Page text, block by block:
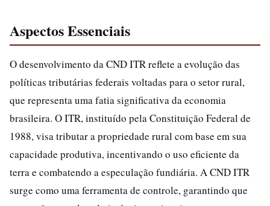
Aspectos Essenciais
O desenvolvimento da CND ITR reflete a evolução das
políticas tributárias federais voltadas para o setor rural,
que representa uma fatia significativa da economia
brasileira. O ITR, instituído pela Constituição Federal de
1988, visa tributar a propriedade rural com base em sua
capacidade produtiva, incentivando o uso eficiente da
terra e combatendo a especulação fundiária. A CND ITR
surge como uma ferramenta de controle, garantindo que